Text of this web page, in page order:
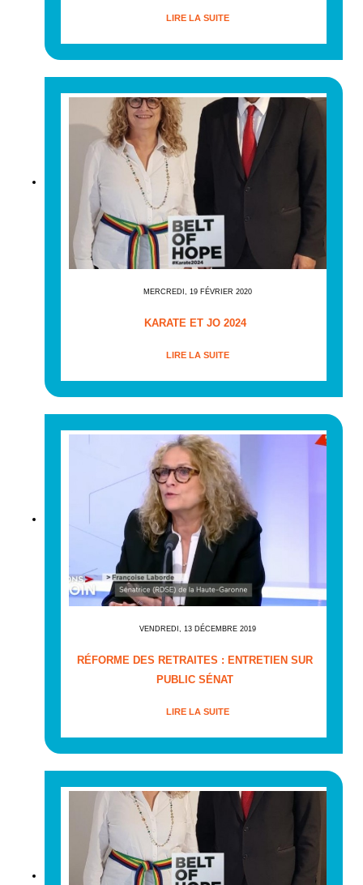
LIRE LA SUITE
MERCREDI, 19 FÉVRIER 2020
KARATE ET JO 2024
LIRE LA SUITE
VENDREDI, 13 DÉCEMBRE 2019
RÉFORME DES RETRAITES : ENTRETIEN SUR
PUBLIC SÉNAT
LIRE LA SUITE